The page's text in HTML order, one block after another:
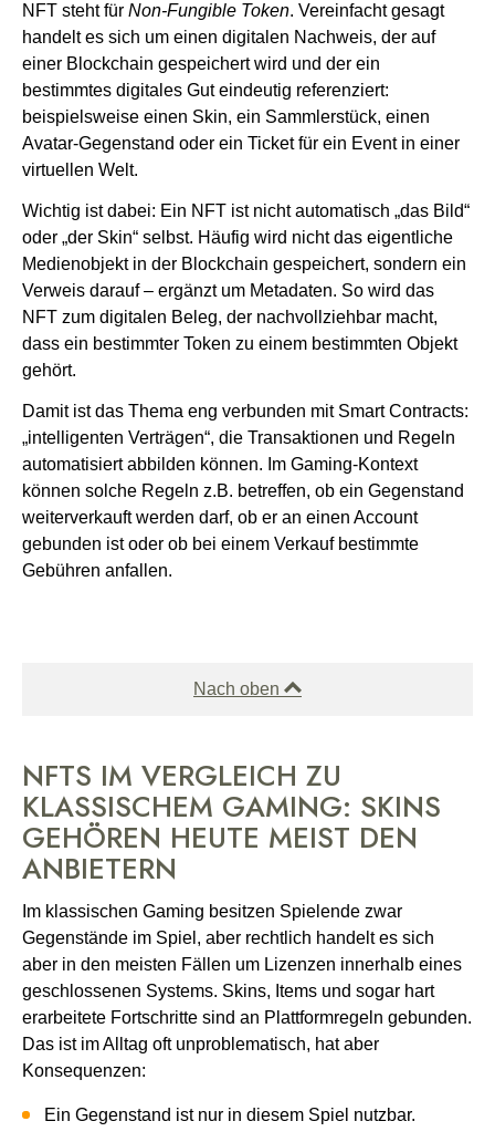
NFT steht für Non-Fungible Token. Vereinfacht gesagt
handelt es sich um einen digitalen Nachweis, der auf
einer Blockchain gespeichert wird und der ein
bestimmtes digitales Gut eindeutig referenziert:
beispielsweise einen Skin, ein Sammlerstück, einen
Avatar-Gegenstand oder ein Ticket für ein Event in einer
virtuellen Welt.
Wichtig ist dabei: Ein NFT ist nicht automatisch „das Bild“
oder „der Skin“ selbst. Häufig wird nicht das eigentliche
Medienobjekt in der Blockchain gespeichert, sondern ein
Verweis darauf – ergänzt um Metadaten. So wird das
NFT zum digitalen Beleg, der nachvollziehbar macht,
dass ein bestimmter Token zu einem bestimmten Objekt
gehört.
Damit ist das Thema eng verbunden mit Smart Contracts:
„intelligenten Verträgen“, die Transaktionen und Regeln
automatisiert abbilden können. Im Gaming-Kontext
können solche Regeln z.B. betreffen, ob ein Gegenstand
weiterverkauft werden darf, ob er an einen Account
gebunden ist oder ob bei einem Verkauf bestimmte
Gebühren anfallen.
Nach oben
NFTS IM VERGLEICH ZU
KLASSISCHEM GAMING: SKINS
GEHÖREN HEUTE MEIST DEN
ANBIETERN
Im klassischen Gaming besitzen Spielende zwar
Gegenstände im Spiel, aber rechtlich handelt es sich
aber in den meisten Fällen um Lizenzen innerhalb eines
geschlossenen Systems. Skins, Items und sogar hart
erarbeitete Fortschritte sind an Plattformregeln gebunden.
Das ist im Alltag oft unproblematisch, hat aber
Konsequenzen:
Ein Gegenstand ist nur in diesem Spiel nutzbar.